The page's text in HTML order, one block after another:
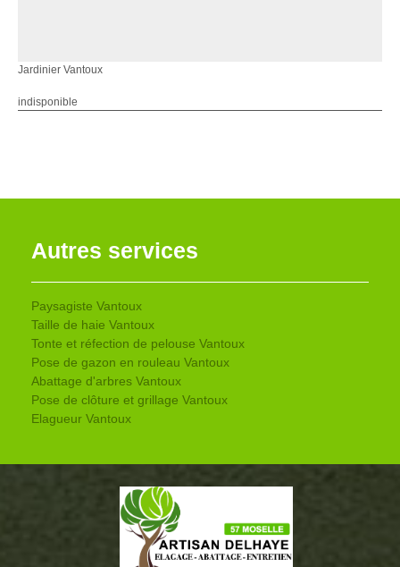
Jardinier Vantoux
indisponible
Autres services
Paysagiste Vantoux
Taille de haie Vantoux
Tonte et réfection de pelouse Vantoux
Pose de gazon en rouleau Vantoux
Abattage d'arbres Vantoux
Pose de clôture et grillage Vantoux
Elagueur Vantoux